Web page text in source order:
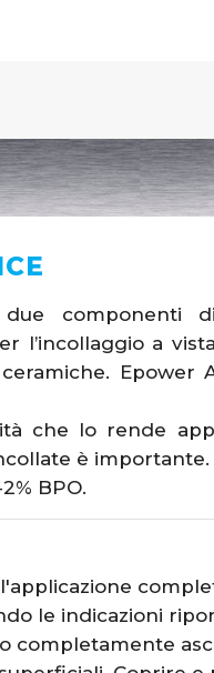
componenti
l’incollaggio a
Epower
che lo rende
è importante.
BPO.
le indicazioni
completamente